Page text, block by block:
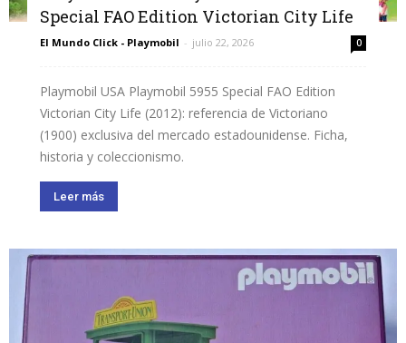
Special FAO Edition Victorian City Life
El Mundo Click - Playmobil - julio 22, 2026 0
Playmobil USA Playmobil 5955 Special FAO Edition
Victorian City Life (2012): referencia de Victoriano
(1900) exclusiva del mercado estadounidense. Ficha,
historia y coleccionismo.
Leer más